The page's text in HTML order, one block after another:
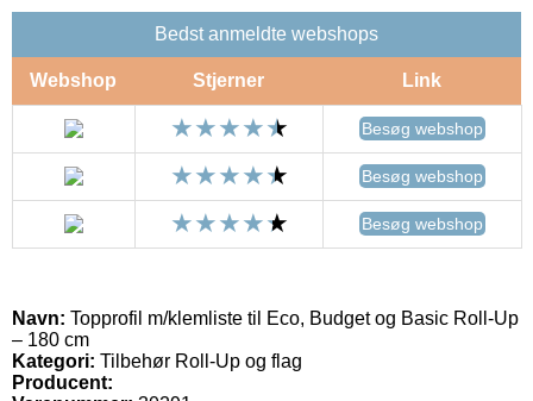
Bedst anmeldte webshops
Webshop Stjerner Link
Besøg webshop
Besøg webshop
Besøg webshop
Navn: Topprofil m/klemliste til Eco, Budget og Basic Roll-Up
– 180 cm
Kategori: Tilbehør Roll-Up og flag
Producent: